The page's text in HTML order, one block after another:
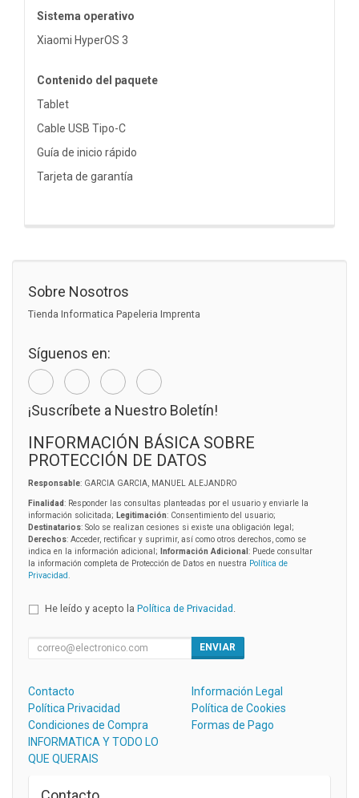
Sistema operativo
Xiaomi HyperOS 3
Contenido del paquete
Tablet
Cable USB Tipo-C
Guía de inicio rápido
Tarjeta de garantía
Sobre Nosotros
Tienda Informatica Papeleria Imprenta
Síguenos en:
¡Suscríbete a Nuestro Boletín!
INFORMACIÓN BÁSICA SOBRE
PROTECCIÓN DE DATOS
Responsable: GARCIA GARCIA, MANUEL ALEJANDRO
Finalidad: Responder las consultas planteadas por el usuario y enviarle la
información solicitada; Legitimación: Consentimiento del usuario;
Destinatarios: Solo se realizan cesiones si existe una obligación legal;
Derechos: Acceder, rectificar y suprimir, así como otros derechos, como se
indica en la información adicional;
Información Adicional : Puede consultar
la información completa de Protección de Datos en nuestra Política de
Privacidad
He leído y acepto la Política de Privacidad
ENVIAR
Contacto
Información Legal
Política Privacidad
Política de Cookies
Condiciones de Compra
Formas de Pago
INFORMATICA Y TODO LO
QUE QUERAIS